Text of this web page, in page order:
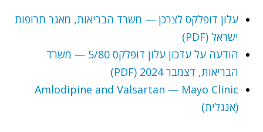
עלון דופלקס לצרכן — משרד הבריאות, מאגר תרופות
ישראל (PDF)
הודעה על עדכון עלון דופלקס 5/80 — משרד
הבריאות, דצמבר 2024 (PDF)
Amlodipine and Valsartan — Mayo Clinic
(אנגלית)